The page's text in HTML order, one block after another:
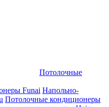
Потолочные
Funai Напольно-
Потолочные кондиционеры